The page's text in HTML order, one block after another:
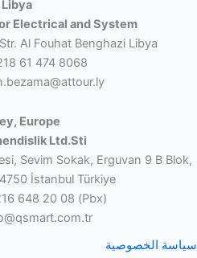
Libya
Electrical and System
Al Fouhat Benghazi Libya
61 474 8068
Europe
Ltd.Sti
Sevim Sokak, Erguvan 9 B Blok,
İstanbul Türkiye
648 20 08 (Pbx)
سياسة الخصوصية